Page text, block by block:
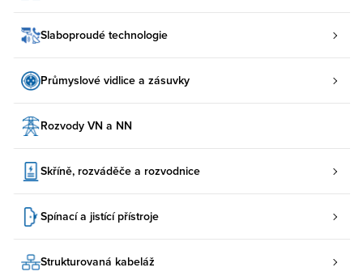
Slaboproudé technologie
Průmyslové vidlice a zásuvky
Rozvody VN a NN
Skříně, rozváděče a rozvodnice
Spínací a jistící přístroje
Strukturovaná kabeláž